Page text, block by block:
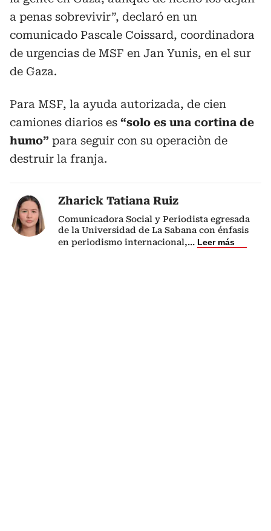
a penas sobrevivir”, declaró en un
comunicado Pascale Coissard, coordinadora
de urgencias de MSF en Jan Yunis, en el sur
de Gaza.
Para MSF, la ayuda autorizada, de cien
camiones diarios es “solo es una cortina de
humo” para seguir con su operaciòn de
destruir la franja.
Zharick Tatiana Ruiz
Comunicadora Social y Periodista egresada
de la Universidad de La Sabana con énfasis
en periodismo internacional,... Leer más